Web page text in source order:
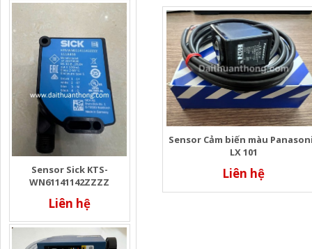
Sensor Sick KTS-
WN61141142ZZZZ
Liên hệ
Sensor Cảm biến màu
LX 101
Liên hệ